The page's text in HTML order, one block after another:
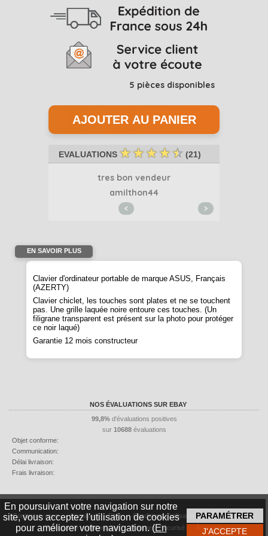
NOS ÉVALUATIONS SUR EBAY
99,8%d'évaluations positives
sur 10688évaluations
Objet conforme:
Communication:
Délai livraison:
Frais livraison:
En poursuivant votre navigation sur notre
site, vous acceptez l'utilisation de cookies
pour améliorer votre navigation. (En
5 pièces disponibles
EVALUATIONS ☆☆☆☆☆ (21)
tres bon vendeur
amilthon44
< >
EN SAVOIR PLUS
Clavier d'ordinateur portable de marque ASUS, Français
(AZERTY)
Clavier chiclet, les touches sont plates et ne se touchent
pas. Une grille laquée noire entoure ces touches. (Un
filigrane transparent est présent sur la photo pour protéger
ce noir laqué)
Garantie 12 mois constructeur
Contactez-nous Livraison FAQ Conditions d'utilisation
Mentions légales
Politique de confidentialité
Paiement Sécurisé À propos